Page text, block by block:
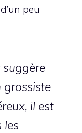
peu
suggère
grossiste
il est
les